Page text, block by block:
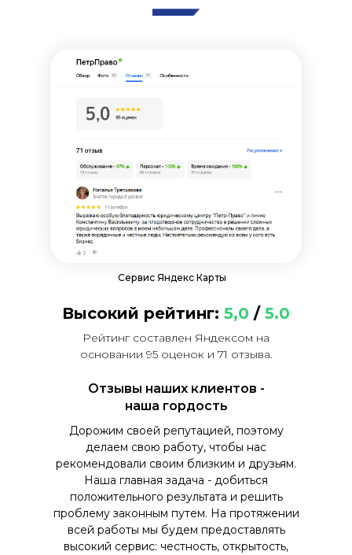
Высокий рейтинг: 5,0 / 5.0
Рейтинг составлен Яндексом на
основании 95 оценок и 71 отзыва.
Дорожим своей репутацией, поэтому
делаем свою работу, чтобы нас
рекомендовали своим близким и друзьям.
Наша главная задача - добиться
положительного результата и решить
проблему законным путем. На протяжении
всей работы мы будем предоставлять
высокий сервис: честность, открытость,
Отзывы наших клиентов -
наша гордость
Сервис Яндекс Карты